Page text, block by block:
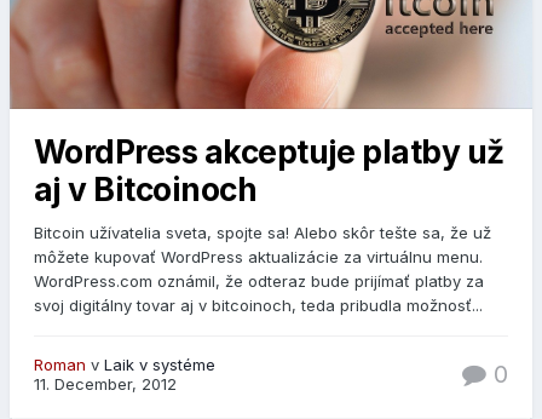
WordPress akceptuje platby už
aj v Bitcoinoch
Bitcoin užívatelia sveta, spojte sa! Alebo skôr tešte sa, že už
môžete kupovať WordPress aktualizácie za virtuálnu menu.
WordPress.com oznámil, že odteraz bude prijímať platby za
svoj digitálny tovar aj v bitcoinoch, teda pribudla možnosť...
Roman v Laik v systéme
11. December, 2012
0